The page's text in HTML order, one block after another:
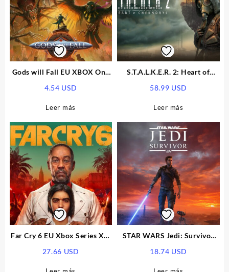
Gods will Fall EU XBOX One
4.54 USD
Leer más
S.T.A.L.K.E.R. 2: Heart of
Xbox Series X|S CD Key
58.99 USD
Leer más
Far Cry 6 EU Xbox Series X|S
27.66 USD
STAR WARS Jedi: Survivor
18.74 USD